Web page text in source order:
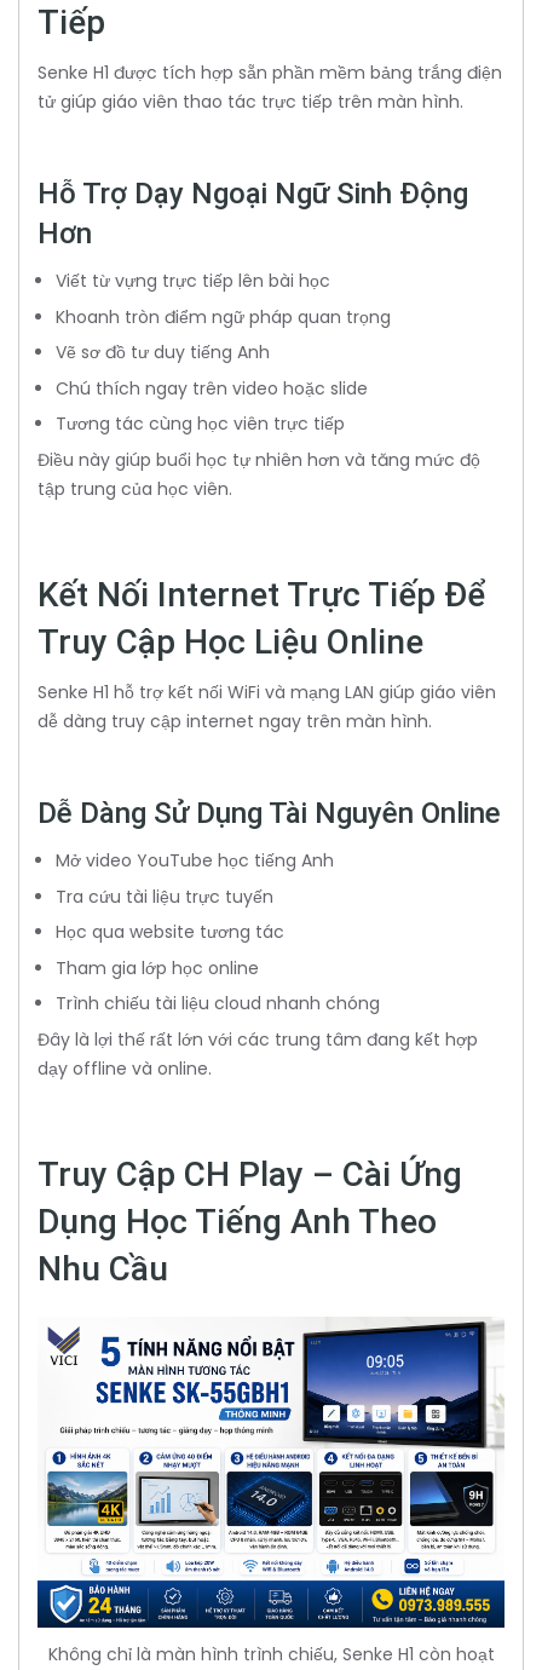
Tiếp
Senke H1 được tích hợp sẵn phần mềm bảng trắng điện
tử giúp giáo viên thao tác trực tiếp trên màn hình.
Hỗ Trợ Dạy Ngoại Ngữ Sinh Động
Hơn
Viết từ vựng trực tiếp lên bài học
Khoanh tròn điểm ngữ pháp quan trọng
Vẽ sơ đồ tư duy tiếng Anh
Chú thích ngay trên video hoặc slide
Tương tác cùng học viên trực tiếp
Điều này giúp buổi học tự nhiên hơn và tăng mức độ
tập trung của học viên.
Kết Nối Internet Trực Tiếp Để
Truy Cập Học Liệu Online
Senke H1 hỗ trợ kết nối WiFi và mạng LAN giúp giáo viên
dễ dàng truy cập internet ngay trên màn hình.
Dễ Dàng Sử Dụng Tài Nguyên Online
Mở video YouTube học tiếng Anh
Tra cứu tài liệu trực tuyến
Học qua website tương tác
Tham gia lớp học online
Trình chiếu tài liệu cloud nhanh chóng
Đây là lợi thế rất lớn với các trung tâm đang kết hợp
dạy offline và online.
Truy Cập CH Play – Cài Ứng
Dụng Học Tiếng Anh Theo
Nhu Cầu
Không chỉ là màn hình trình chiếu, Senke H1 còn hoạt